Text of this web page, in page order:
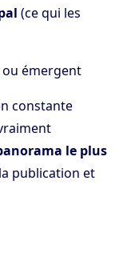
(ce qui les
ou émergent
constante
le plus
publication et